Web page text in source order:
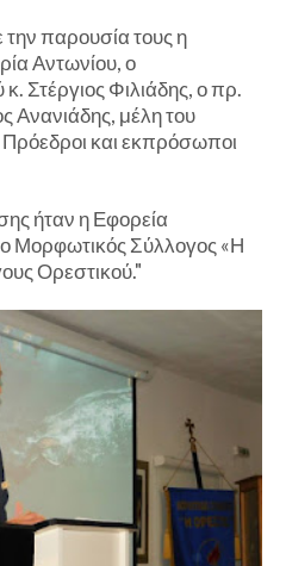
παρουσία τους η
Αντωνίου, ο
Στέργιος Φιλιάδης, ο πρ.
Ανανιάδης, μέλη του
και εκπρόσωποι
ήταν η Εφορεία
Μορφωτικός Σύλλογος «Η
Ορεστικού."